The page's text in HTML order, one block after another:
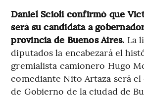
Daniel Scioli confirmó que
será su candidata a
provincia de Buenos Aires. La
diputados la encabezará el
gremialista camionero Hugo
comediante Nito Artaza será
de Gobierno de la ciudad de